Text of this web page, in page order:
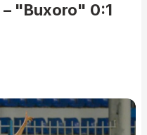
"Buxoro" 0:1